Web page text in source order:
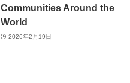
Communities Around the
World
2026年2月19日